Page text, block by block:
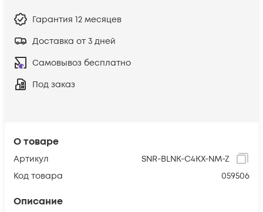
О товаре
Артикул
SNR-BLNK-C4KX-NM-Z
Код товара
059506
Описание
Гарантия 12 месяцев
Доставка от 3 дней
Самовывоз бесплатно
Под заказ